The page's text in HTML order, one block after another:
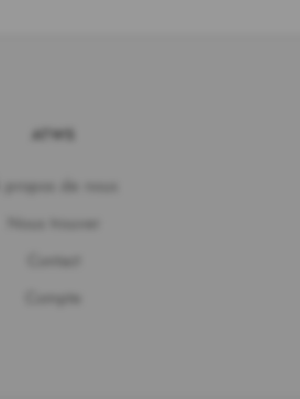
ATWS
À propos de nous
Nous trouver
Contact
Compte